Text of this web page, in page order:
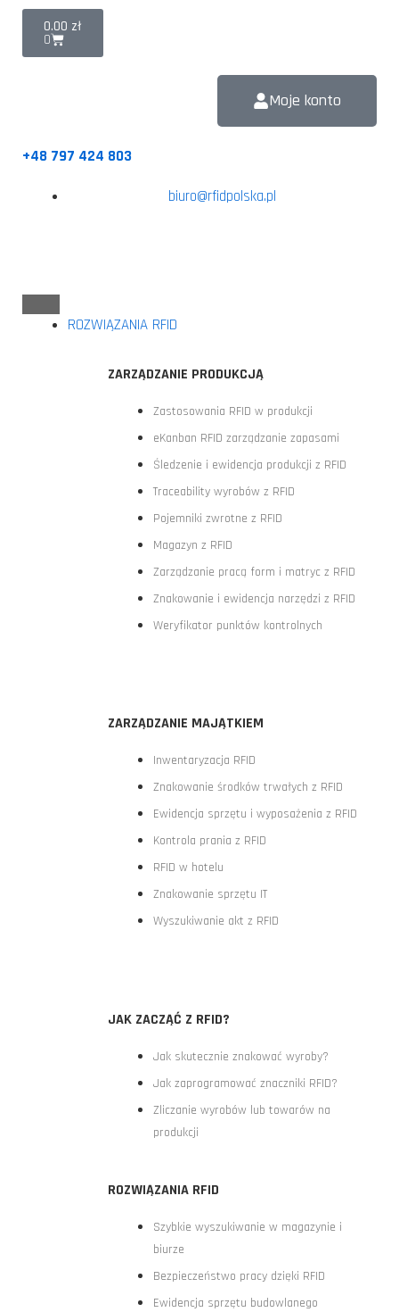
biuro@rfidpolska.pl
+48 797 424 803
Moje konto
0.00 zł
0
ROZWIĄZANIA RFID
ZARZĄDZANIE PRODUKCJĄ
Zastosowania RFID w produkcji
eKanban RFID zarządzanie zapasami
Śledzenie i ewidencja produkcji z RFID
Traceability wyrobów z RFID
Pojemniki zwrotne z RFID
Magazyn z RFID
Zarządzanie pracą form i matryc z RFID
Znakowanie i ewidencja narzędzi z RFID
Weryfikator punktów kontrolnych
ZARZĄDZANIE MAJĄTKIEM
Inwentaryzacja RFID
Znakowanie środków trwałych z RFID
Ewidencja sprzętu i wyposażenia z RFID
Kontrola prania z RFID
RFID w hotelu
Znakowanie sprzętu IT
Wyszukiwanie akt z RFID
JAK ZACZĄĆ Z RFID?
Jak skutecznie znakować wyroby?
Jak zaprogramować znaczniki RFID?
Zliczanie wyrobów lub towarów na
produkcji
ROZWIĄZANIA RFID
Szybkie wyszukiwanie w magazynie i
biurze
Bezpieczeństwo pracy dzięki RFID
Ewidencja sprzętu budowlanego